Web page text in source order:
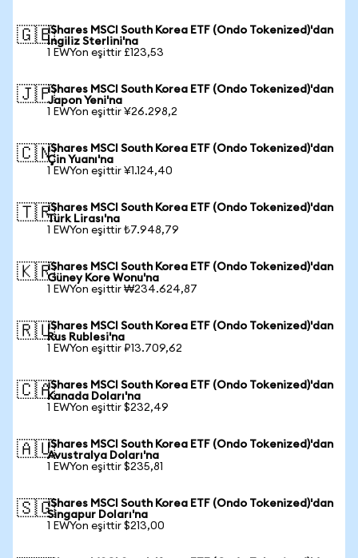
🇬🇧iShares MSCI South Korea ETF (Ondo Tokenized)'dan
İngiliz Sterlini'na
1 EWYon eşittir £123,53
🇯🇵iShares MSCI South Korea ETF (Ondo Tokenized)'dan
Japon Yeni'na
1 EWYon eşittir ¥26.298,2
🇨🇳iShares MSCI South Korea ETF (Ondo Tokenized)'dan
Çin Yuanı'na
1 EWYon eşittir ¥1.124,40
🇹🇷iShares MSCI South Korea ETF (Ondo Tokenized)'dan
Türk Lirası'na
1 EWYon eşittir ₺7.948,79
🇰🇷iShares MSCI South Korea ETF (Ondo Tokenized)'dan
Güney Kore Wonu'na
1 EWYon eşittir ₩234.624,87
🇷🇺iShares MSCI South Korea ETF (Ondo Tokenized)'dan
Rus Rublesi'na
1 EWYon eşittir ₽13.709,62
🇨🇦iShares MSCI South Korea ETF (Ondo Tokenized)'dan
Kanada Doları'na
1 EWYon eşittir $232,49
🇦🇺iShares MSCI South Korea ETF (Ondo Tokenized)'dan
Avustralya Doları'na
1 EWYon eşittir $235,81
🇸🇬iShares MSCI South Korea ETF (Ondo Tokenized)'dan
Singapur Doları'na
1 EWYon eşittir $213,00